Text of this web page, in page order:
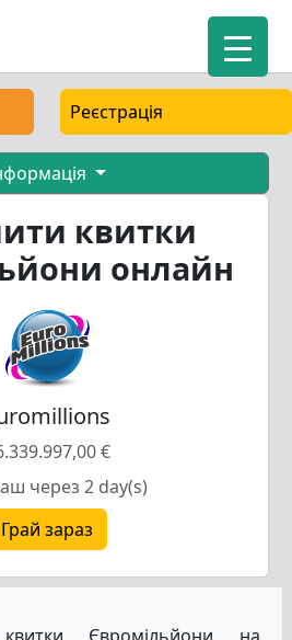
Реєстрація
квитки
онлайн
€
через 2 day(s)
Грай зараз
Євромільйони на